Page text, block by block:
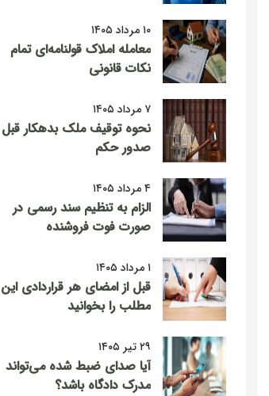
۱۰ مرداد ۱۴۰۵
معامله املاک قولنامه‌ای تمام
نکات قانونی
۷ مرداد ۱۴۰۵
نحوه توقیف ملک بدهکار قبل
صدور حکم
۴ مرداد ۱۴۰۵
الزام به تنظیم سند رسمی در
صورت فوت فروشنده
۱ مرداد ۱۴۰۵
قبل از امضای هر قراردادی این
مطلب را بخوانید
۲۹ تیر ۱۴۰۵
آیا صدای ضبط شده می‌تواند
مدرک دادگاه باشد؟